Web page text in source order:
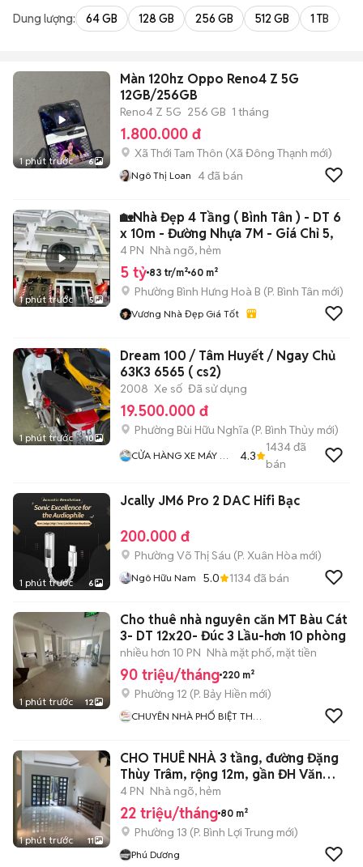
Dung lượng: 64 GB 128 GB 256 GB 512 GB 1 TB
1 phút trước 6
Màn 120hz Oppo Reno4 Z 5G
12GB/256GB
Reno4 Z 5G 256 GB 1 tháng
1.800.000 đ
Xã Thới Tam Thôn (Xã Đông Thạnh mới)
Ngô Thị Loan 4đã bán
1 phút trước 5
🏡Nhà Đẹp 4 Tầng ( Bình Tân ) - DT 6
x 10m - Đường Nhựa 7M - Giá Chỉ 5,
4 PN Nhà ngõ, hẻm
5 tỷ 83 tr/m² 60 m²
Phường Bình Hưng Hoà B (P. Bình Tân mới)
Vương Nhà Đẹp Giá Tốt
1 phút trước 10
Dream 100 / Tâm Huyết / Ngay Chủ
63K3 6565 ( cs2)
2008 Xe số Đã sử dụng
19.500.000 đ
Phường Bùi Hữu Nghĩa (P. Bình Thủy mới)
CỬA HÀNG XE MÁY VŨ
4.3
1434đã
bán
1 phút trước 6
Jcally JM6 Pro 2 DAC Hifi Bạc
200.000 đ
Phường Võ Thị Sáu (P. Xuân Hòa mới)
Ngô Hữu Nam 5.0 1134đã bán
1 phút trước 12
Cho thuê nhà nguyên căn MT Bàu Cát
3- DT 12x20- Đúc 3 Lầu-hơn 10 phòng
nhiều hơn 10 PN Nhà mặt phố, mặt tiền
90 triệu/tháng 220 m²
Phường 12 (P. Bảy Hiền mới)
CHUYÊN NHÀ PHỐ BIỆT THỰ
1 phút trước 11
CHO THUÊ NHÀ 3 tầng, đường Đặng
Thùy Trâm, rộng 12m, gần ĐH Văn
Lang
4 PN Nhà ngõ, hẻm
22 triệu/tháng 80 m²
Phường 13 (P. Bình Lợi Trung mới)
Phú Dương